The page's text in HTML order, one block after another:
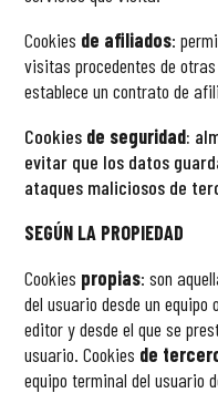
Cookies de afiliados:
visitas procedentes de
establece un contrato de
Cookies de seguridad:
evitar que los datos
ataques maliciosos de
SEGÚN LA PROPIEDAD
Cookies propias: son
del usuario desde un equipo
editor y desde el que se
usuario.Cookies de
equipo terminal del usuario